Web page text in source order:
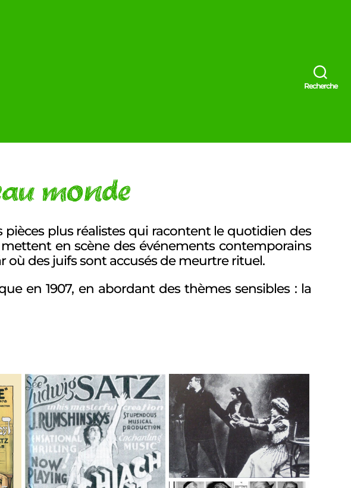
Recherche
monde
plus réalistes qui racontent le quotidien des
en scène des événements contemporains
où des juifs sont accusés de meurtre rituel.
en 1907, en abordant des thèmes sensibles : la